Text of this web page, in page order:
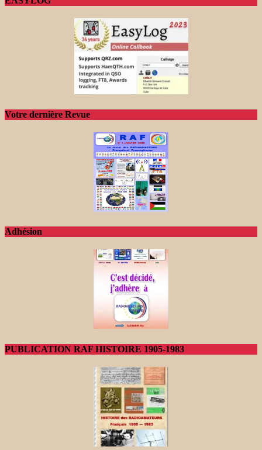
Votre dernière Revue
Adhésion
PUBLICATION RAF HISTOIRE 1905-1983